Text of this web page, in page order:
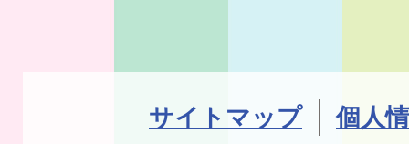
サイトマップ
個人